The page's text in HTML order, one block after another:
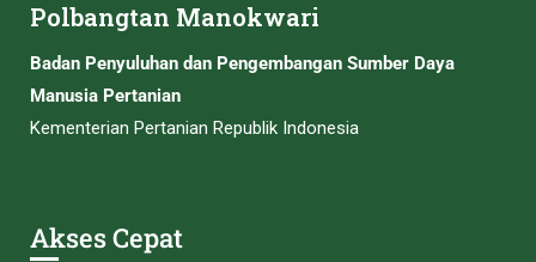
Polbangtan Manokwari
Badan Penyuluhan dan Pengembangan Sumber Daya
Manusia Pertanian
Kementerian Pertanian Republik Indonesia
Akses Cepat